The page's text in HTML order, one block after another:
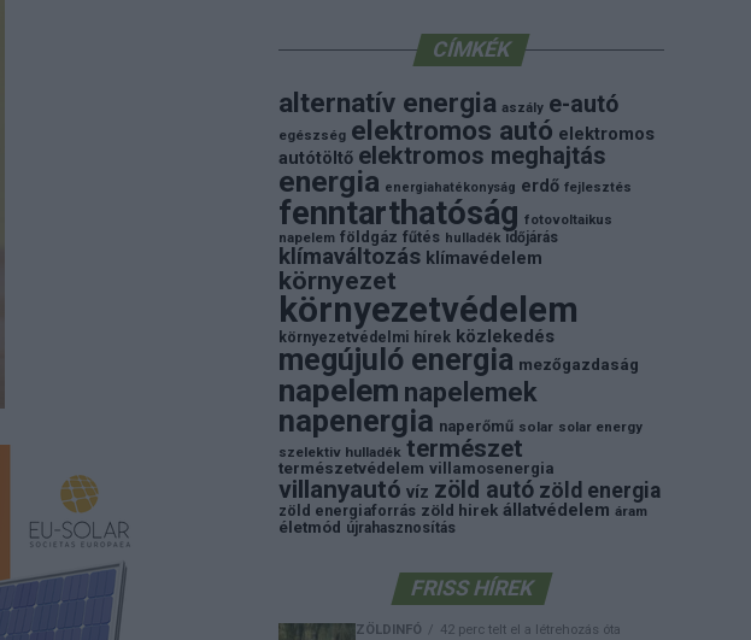
CÍMKÉK
alternatív energia aszály e-autó
egészség elektromos autó elektromos
autótöltő elektromos meghajtás
energia energiahatékonyság erdő fejlesztés
fenntarthatóság fotovoltaikus
napelem földgáz fűtés hulladék időjárás
klímaváltozás klímavédelem
környezet
környezetvédelem
környezetvédelmi hírek közlekedés
megújuló energia mezőgazdaság
napelem napelemek
napenergia naperőmű solar solar energy
szelektiv hulladék természet
természetvédelem villamosenergia
villanyautó víz zöld autó zöld energia
zöld energiaforrás zöld hirek állatvédelem áram
életmód újrahasznosítás
FRISS HÍREK
ZÖLDINFÓ 42 perc telt el a létrehozás óta